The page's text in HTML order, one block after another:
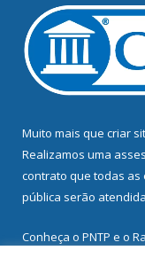
Muito mais que criar
Realizamos uma
contrato que todas as
pública serão
Conheça o PNTP e o